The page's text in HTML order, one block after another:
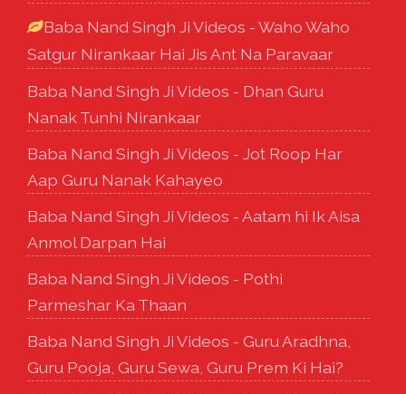
Baba Nand Singh Ji Videos - Waho Waho
Satgur Nirankaar Hai Jis Ant Na Paravaar
Baba Nand Singh Ji Videos - Dhan Guru
Nanak Tunhi Nirankaar
Baba Nand Singh Ji Videos - Jot Roop Har
Aap Guru Nanak Kahayeo
Baba Nand Singh Ji Videos - Aatam hi Ik Aisa
Anmol Darpan Hai
Baba Nand Singh Ji Videos - Pothi
Parmeshar Ka Thaan
Baba Nand Singh Ji Videos - Guru Aradhna,
Guru Pooja, Guru Sewa, Guru Prem Ki Hai?